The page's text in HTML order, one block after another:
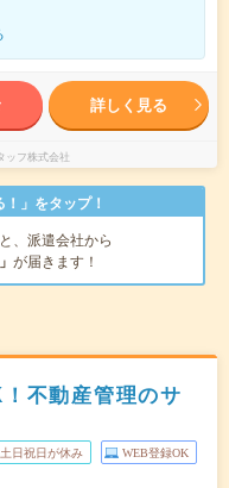
詳しく見る
ッフ株式会社
」をタップ！
、派遣会社から
が届きます！
不動産管理のサ
土日祝日が休み WEB登録OK